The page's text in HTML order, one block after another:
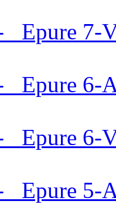
7-
Epure 6-
6-
Epure 5-